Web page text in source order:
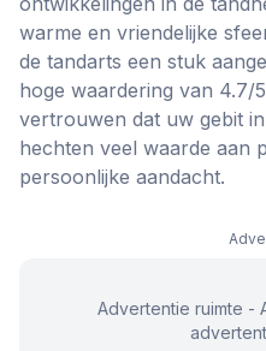
warme en vriendelijke
de tandarts een stuk
hoge waardering van
vertrouwen dat uw gebit
hechten veel waarde aan
persoonlijke aandacht.
Advertentie ruimte -